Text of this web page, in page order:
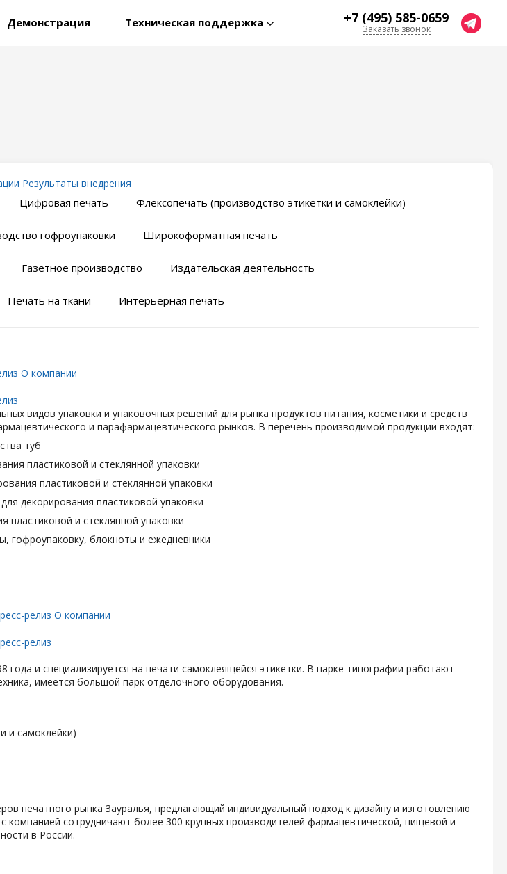
Демонстрация Техническая поддержка +7 (495) 585-0659
Заказать звонок
Результаты внедрения
Цифровая печать Флексопечать (производство этикетки и самоклейки)
гофроупаковки Широкоформатная печать
Газетное производство Издательская деятельность
Печать на ткани Интерьерная печать
О компании
видов упаковки и упаковочных решений для рынка продуктов питания, косметики и средств
и парафармацевтического рынков. В перечень производимой продукции входят:
туб
пластиковой и стеклянной упаковки
пластиковой и стеклянной упаковки
декорирования пластиковой упаковки
пластиковой и стеклянной упаковки
гофроупаковку, блокноты и ежедневники
релиз О компании
релиз
и специализируется на печати самоклеящейся этикетки. В парке типографии работают
имеется большой парк отделочного оборудования.
и самоклейки)
печатного рынка Зауралья, предлагающий индивидуальный подход к дизайну и изготовлению
компанией сотрудничают более 300 крупных производителей фармацевтической, пищевой и
в России.